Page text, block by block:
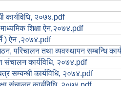
कार्यविधि, २०७४.pdf
शिक्षा ऐन,२०७४.pdf
) ऐन ,२०७४.pdf
परिचालन तथा व्यवस्थापन सम्बन्धि
संचालन कार्यविधि, २०७४.pdf
सम्बन्धी कार्यविधि, २०७४.pdf